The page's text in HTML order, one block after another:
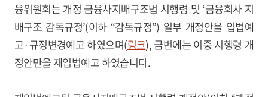
융위원회는 개정 금융사지배구조법 시행령 및 ‘금융회사 지
배구조 감독규정’(이하 “감독규정”) 일부 개정안을 입법예
고·규정변경예고 하였으며(링크), 금번에는 이중 시행령 개
정안만을 재입법예고 하였습니다.